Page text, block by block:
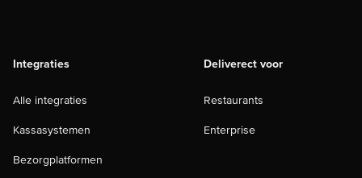
Integraties
Alle integraties
Kassasystemen
Bezorgplatformen
Deliverect voor
Restaurants
Enterprise